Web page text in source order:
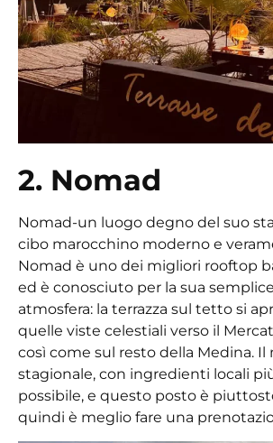
2. Nomad
Nomad-un luogo degno del suo
cibo marocchino moderno e
Nomad è uno dei migliori rooftop
ed è conosciuto per la sua
atmosfera: la terrazza sul tetto si
quelle viste celestiali verso il
così come sul resto della Medina. Il
stagionale, con ingredienti locali
possibile, e questo posto è
quindi è meglio fare una